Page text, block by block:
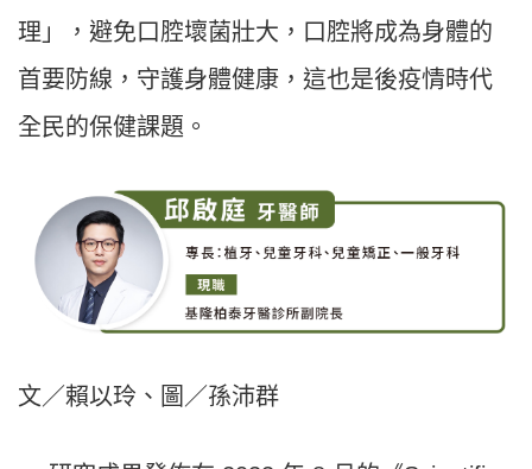
理」，避免口腔壞菌壯大，口腔將成為身體的
首要防線，守護身體健康，這也是後疫情時代
全民的保健課題。
文／賴以玲、圖／孫沛群